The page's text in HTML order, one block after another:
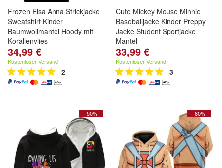
Frozen Elsa Anna Strickjacke
Sweatshirt Kinder
Baumwollmantel Hoody mit
Korallenvlies
34,99 €
Kostenloser Versand
2
Cute Mickey Mouse Minnie
Baseballjacke Kinder Preppy
Jacke Student Sportjacke
Mantel
33,99 €
Kostenloser Versand
3
- 50% - 80%